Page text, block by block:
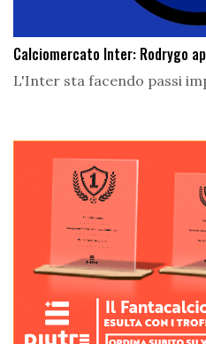
Calciomercato Inter: Rodrygo
L'Inter sta facendo passi